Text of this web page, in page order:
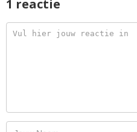
1 reactie